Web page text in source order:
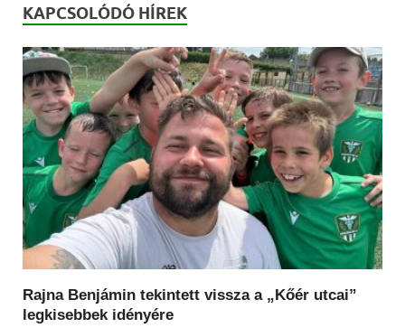
KAPCSOLÓDÓ HÍREK
Rajna Benjámin tekintett vissza a „Kőér utcai”
legkisebbek idényére